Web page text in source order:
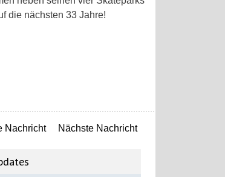
die nächsten 33 Jahre!
Nachricht Nächste Nachricht